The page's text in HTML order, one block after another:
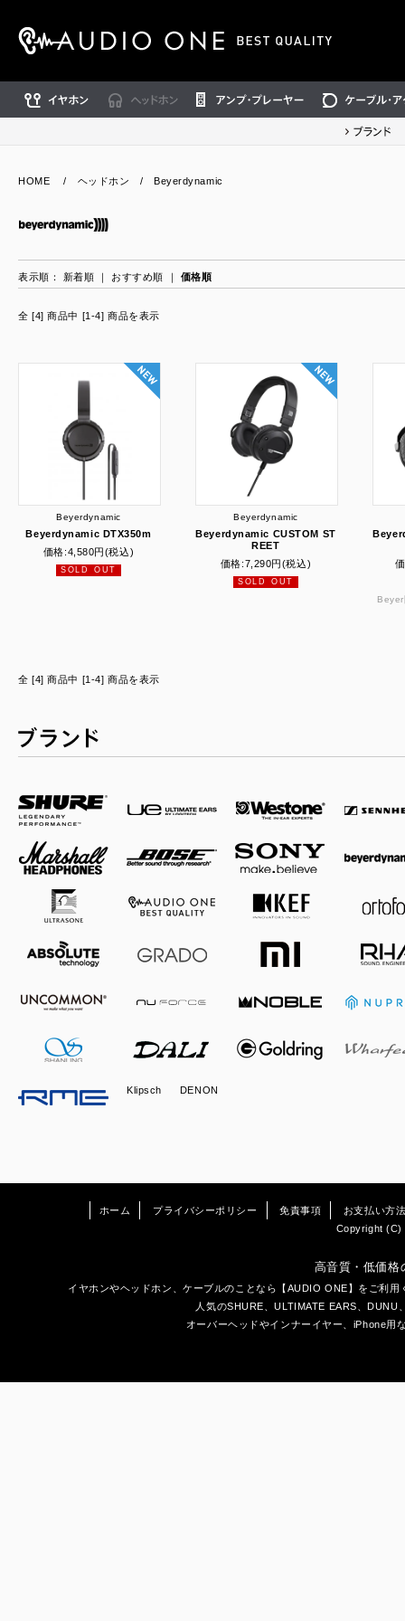
ケーブル・アクセ
HOME / ヘッドホン / Beyerdynamic
表示順： 新着順 ｜ おすすめ順 ｜ 価格順
全 [4] 商品中 [1-4] 商品を表示
Beyerdynamic
Beyerdynamic DTX350m
価格:4,580円(税込)
SOLD OUT
Beyerdynamic
Beyerdynamic CUSTOM ST
REET
価格:7,290円(税込)
SOLD OUT
Beyer
全 [4] 商品中 [1-4] 商品を表示
Klipsch DENON
ホーム プライバシーポリシー 免責事項
お支払い方
Copyright (C)
高音質・低価格
イヤホンやヘッドホン
、ケーブルのことなら【AUDIO ONE】をご利
人気のSHURE、ULTIMATE EARS、DUNU
オーバーヘッドやインナーイヤー、iPhone用